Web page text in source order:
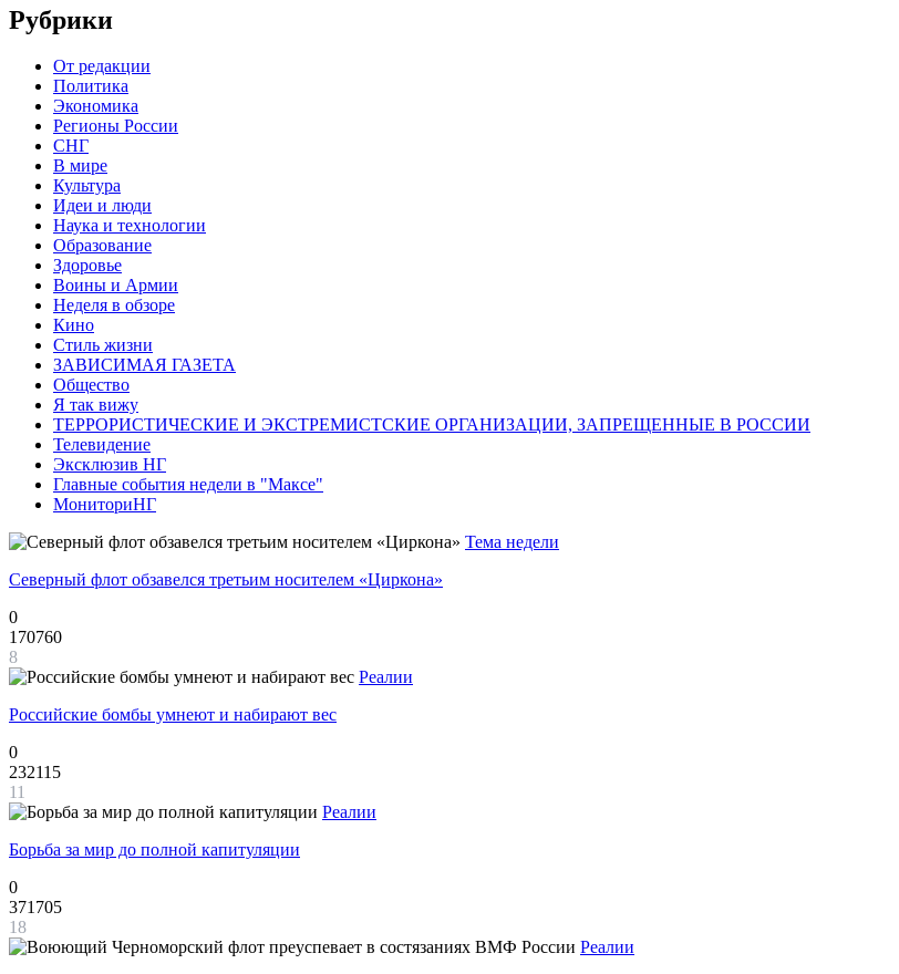
Рубрики
От редакции
Политика
Экономика
Регионы России
СНГ
В мире
Культура
Идеи и люди
Наука и технологии
Образование
Здоровье
Воины и Армии
Неделя в обзоре
Кино
Стиль жизни
ЗАВИСИМАЯ ГАЗЕТА
Общество
Я так вижу
ТЕРРОРИСТИЧЕСКИЕ И ЭКСТРЕМИСТСКИЕ ОРГАНИЗАЦИИ, ЗАПРЕЩЕННЫЕ В РОССИИ
Телевидение
Эксклюзив НГ
Главные события недели в "Максе"
МониториНГ
Тема недели
Северный флот обзавелся третьим носителем «Циркона»
0
170760
8
Реалии
Российские бомбы умнеют и набирают вес
0
232115
11
Реалии
Борьба за мир до полной капитуляции
0
371705
18
Реалии